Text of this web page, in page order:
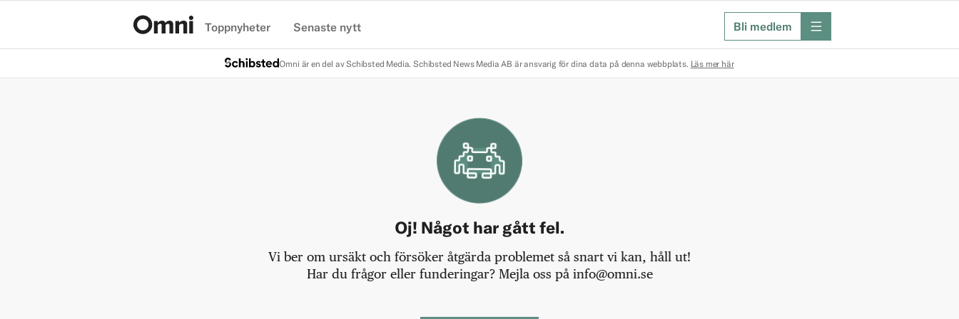
Toppnyheter Senaste nytt Bli medlem meny
Omni är en del av Schibsted Media. Schibsted News Media AB är ansvarig för dina data på denna webbplats. Läs mer här
Oj! Något har gått fel.
Vi ber om ursäkt och försöker åtgärda problemet så snart vi kan, håll ut!
Har du frågor eller funderingar? Mejla oss på info@omni.se